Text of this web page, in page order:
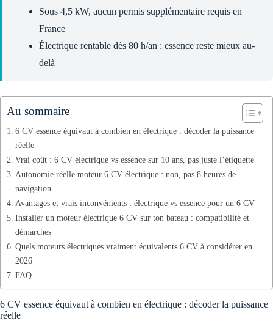
Sous 4,5 kW, aucun permis supplémentaire requis en
France
Électrique rentable dès 80 h/an ; essence reste mieux au-
delà
Au sommaire
6 CV essence équivaut à combien en électrique : décoder la puissance
réelle
Vrai coût : 6 CV électrique vs essence sur 10 ans, pas juste l’étiquette
Autonomie réelle moteur 6 CV électrique : non, pas 8 heures de
navigation
Avantages et vrais inconvénients : électrique vs essence pour un 6 CV
Installer un moteur électrique 6 CV sur ton bateau : compatibilité et
démarches
Quels moteurs électriques vraiment équivalents 6 CV à considérer en
2026
FAQ
6 CV essence équivaut à combien en électrique : décoder la puissance
réelle